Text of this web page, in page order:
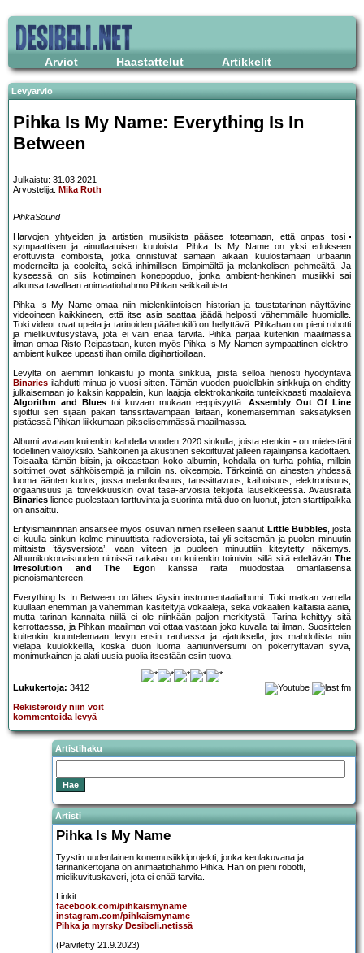
Arviot Haastattelut Artikkelit
Levyarvio
Pihka Is My Name: Everything Is In
Between
Julkaistu: 31.03.2021
Arvostelija: Mika Roth
PihkaSound
Harvojen yhtyeiden ja artistien musiikista pääsee toteamaan, että onpas tosi
sympaattisen ja ainutlaatuisen kuuloista. Pihka Is My Name on yksi edukseen
erottuvista comboista, jotka onnistuvat samaan aikaan kuulostamaan urbaanin
moderneilta ja cooleilta, sekä inhimillisen lämpimältä ja melankolisen pehmeältä. Ja
kyseessä on siis kotimainen konepopduo, jonka ambient-henkinen musiikki sai
alkunsa tavallaan animaatiohahmo Pihkan seikkailuista.
Pihka Is My Name omaa niin mielenkiintoisen historian ja taustatarinan näyttävine
videoineen kaikkineen, että itse asia saattaa jäädä helposti vähemmälle huomiolle.
Toki videot ovat upeita ja tarinoiden päähenkilö on hellyttävä. Pihkahan on pieni robotti
ja mielikuvitusystävä, jota ei vain enää tarvita. Pihka pärjää kuitenkin maailmassa
ilman omaa Risto Reipastaan, kuten myös Pihka Is My Namen sympaattinen elektro-
ambient kulkee upeasti ihan omilla digihartioillaan.
Levyltä on aiemmin lohkaistu jo monta sinkkua, joista selloa hienosti hyödyntävä
Binaries ilahdutti minua jo vuosi sitten. Tämän vuoden puolellakin sinkkuja on ehditty
julkaisemaan jo kaksin kappalein, kun laajoja elektrokankaita tunteikkaasti maalaileva
Algorithm and Blues toi kuvaan mukaan eeppisyyttä. Assembly Out Of Line
sijoittui sen sijaan pakan tanssittavampaan laitaan, konemaisemman säksätyksen
pistäessä Pihkan liikkumaan pikselisemmässä maailmassa.
Albumi avataan kuitenkin kahdella vuoden 2020 sinkulla, joista etenkin -on mielestäni
todellinen valioyksilö. Sähköinen ja akustinen sekoittuvat jälleen rajalinjansa kadottaen.
Toisaalta tämän biisin, ja oikeastaan koko albumin, kohdalla on turha pohtia, milloin
soittimet ovat sähköisempiä ja milloin ns. oikeampia. Tärkeintä on ainesten yhdessä
luoma äänten kudos, jossa melankolisuus, tanssittavuus, kaihoisuus, elektronisuus,
orgaanisuus ja toiveikkuuskin ovat tasa-arvoisia tekijöitä lausekkeessa. Avausraita
Binaries lienee puolestaan tarttuvinta ja suorinta mitä duo on luonut, joten starttipaikka
on ansaittu.
Erityismaininnan ansaitsee myös osuvan nimen itselleen saanut Little Bubbles, josta
ei kuulla sinkun kolme minuuttista radioversiota, tai yli seitsemän ja puolen minuutin
mittaista ’täysversiota’, vaan viiteen ja puoleen minuuttiin kiteytetty näkemys.
Albumikokonaisuuden nimissä ratkaisu on kuitenkin toimivin, sillä sitä edeltävän The
Irresolution and The Egon kanssa raita muodostaa omanlaisensa
pienoismantereen.
Everything Is In Between on lähes täysin instrumentaalialbumi. Toki matkan varrella
kuullaan enemmän ja vähemmän käsiteltyjä vokaaleja, sekä vokaalien kaltaisia ääniä,
mutta tarinan kannalta niillä ei ole niinkään paljon merkitystä. Tarina kehittyy sitä
kerrottaessa, ja Pihkan maailman voi ottaa vastaan joko kuvalla tai ilman. Suosittelen
kuitenkin kuuntelemaan levyn ensin rauhassa ja ajatuksella, jos mahdollista niin
vieläpä kuulokkeilla, koska duon luoma ääniuniversumi on pökerryttävän syvä,
monimutkainen ja alati uusia puolia itsestään esiin tuova.
Lukukertoja: 3412
Rekisteröidy niin voit
kommentoida levyä
Artistihaku
Artisti
Pihka Is My Name
Tyystin uudenlainen konemusiikkiprojekti, jonka keulakuvana ja
tarinankertojana on animaatiohahmo Pihka. Hän on pieni robotti,
mielikuvituskaveri, jota ei enää tarvita.
Linkit:
facebook.com/pihkaismyname
instagram.com/pihkaismyname
Pihka ja myrsky Desibeli.netissä
(Päivitetty 21.9.2023)